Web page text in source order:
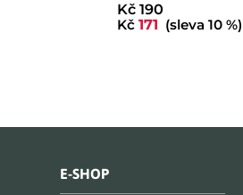
Kč 190
Kč171 (sleva 10 %)
E-SHOP